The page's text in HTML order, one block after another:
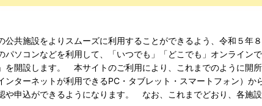
公共施設をよりスムーズに利用することができるよう、令和５年
パソコンなどを利用して、「いつでも」「どこでも」オンライン
を開設します。 本サイトのご利用により、これまでのように開
ンターネットが利用できるPC・タブレット・スマートフォン）
や申込ができるようになります。 なお、これまでどおり、各施設